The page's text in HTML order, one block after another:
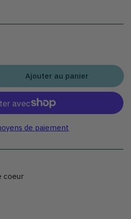
Ajouter au panier
de paiement
coeur